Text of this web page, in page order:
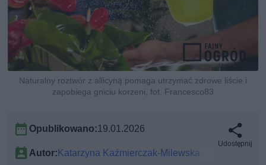
Naturalny roztwór z allicyną pomaga utrzymać zdrowe liście i
zapobiega gniciu korzeni, fot. Francesco83
Opublikowano:19.01.2026
Autor:Katarzyna Kaźmierczak-Milewska
Udostępnij